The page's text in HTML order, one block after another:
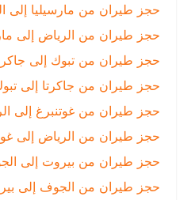
حجز طيران من مارسيليا إلى الرياض
حجز طيران من الرياض إلى مارسيليا
حجز طيران من تبوك إلى جاكرتا
|
حجز طيران من جاكرتا إلى تبوك
|
حجز طيران من غوتنبرغ إلى الرياض
حجز طيران من الرياض إلى غوتنبرغ
حجز طيران من بيروت إلى الجوف |
حجز طيران من الجوف إلى بيروت
|